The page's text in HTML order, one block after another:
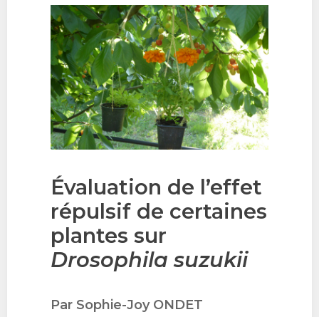
Évaluation de l’effet
répulsif de certaines
plantes sur
Drosophila suzukii
Par Sophie-Joy ONDET